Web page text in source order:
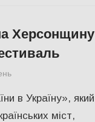
Херсонщину
в Україну», який
міст,